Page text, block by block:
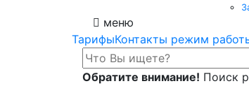
меню
ТарифыКонтакты режим
Обратите внимание! Поиск